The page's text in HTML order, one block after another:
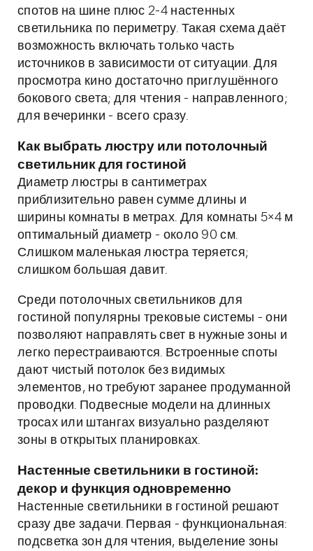
спотов на шине плюс 2-4 настенных
светильника по периметру. Такая схема даёт
возможность включать только часть
источников в зависимости от ситуации. Для
просмотра кино достаточно приглушённого
бокового света; для чтения - направленного;
для вечеринки - всего сразу.
Как выбрать люстру или потолочный
светильник для гостиной
Диаметр люстры в сантиметрах
приблизительно равен сумме длины и
ширины комнаты в метрах. Для комнаты 5×4 м
оптимальный диаметр - около 90 см.
Слишком маленькая люстра теряется;
слишком большая давит.
Среди потолочных светильников для
гостиной популярны трековые системы - они
позволяют направлять свет в нужные зоны и
легко перестраиваются. Встроенные споты
дают чистый потолок без видимых
элементов, но требуют заранее продуманной
проводки. Подвесные модели на длинных
тросах или штангах визуально разделяют
зоны в открытых планировках.
Настенные светильники в гостиной:
декор и функция одновременно
Настенные светильники в гостиной решают
сразу две задачи. Первая - функциональная:
подсветка зон для чтения, выделение зоны